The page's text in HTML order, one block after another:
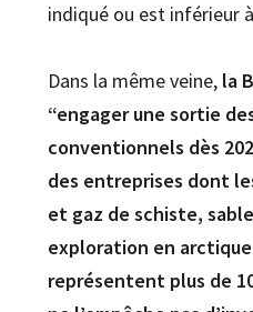
indiqué ou est inférieur
Dans la même veine, la
“engager une sortie
conventionnels dès
des entreprises dont
et gaz de schiste,
exploration en
représentent plus de